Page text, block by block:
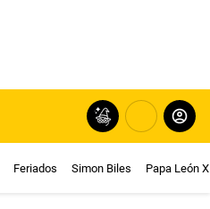
Feriados Simon Biles Papa León